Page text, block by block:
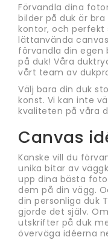
Förvandla dina
bilder på duk är
kontor, och
lättanvända
förvandla din
på duk! Våra
vårt team av
Välj bara din duk
konst. Vi kan inte
kvaliteten på våra
Canvas
Kanske vill du
unika bitar av
upp dina bästa
dem på din vägg.
din personliga duk
gjorde det själv.
utskrifter på duk
överväga idéerna